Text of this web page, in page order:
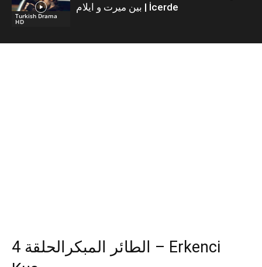
Turkish Drama
HD
بين ميرت و ايلام | İcerde
الطائر المبكرالحلقة 4 – Erkenci